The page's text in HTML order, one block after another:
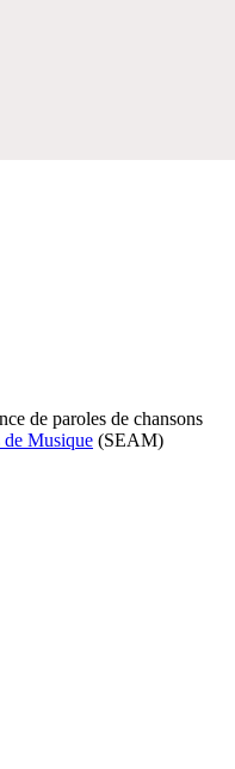
de paroles de chansons
de Musique (SEAM)